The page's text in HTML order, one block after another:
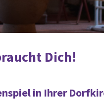
Dich!
in Ihrer